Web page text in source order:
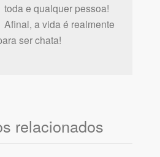
toda e qualquer pessoa!
Afinal, a vida é realmente
ser chata!
relacionados